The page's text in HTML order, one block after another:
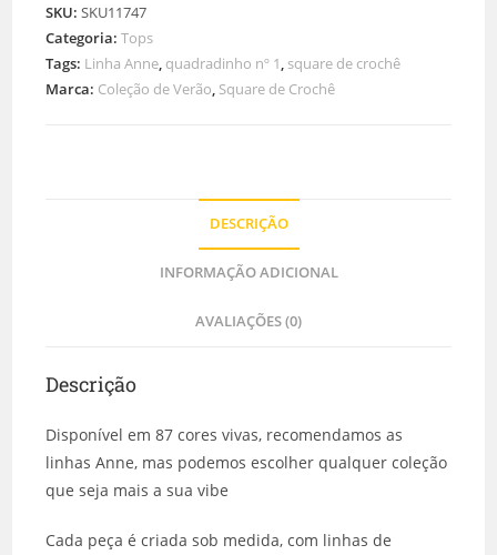
SKU:SKU11747
Categoria:Tops
Tags: Linha Anne, quadradinho nº 1, square de crochê
Marca: Coleção de Verão, Square de Crochê
DESCRIÇÃO
INFORMAÇÃO ADICIONAL
AVALIAÇÕES (0)
Descrição
Disponível em 87 cores vivas, recomendamos as
linhas Anne, mas podemos escolher qualquer coleção
que seja mais a sua vibe
Cada peça é criada sob medida, com linhas de